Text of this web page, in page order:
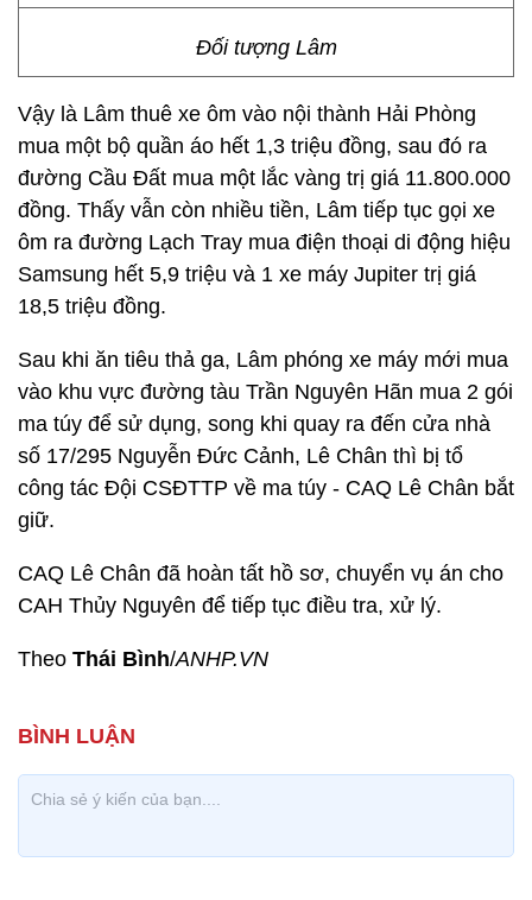
Đối tượng Lâm
Vậy là Lâm thuê xe ôm vào nội thành Hải Phòng
mua một bộ quần áo hết 1,3 triệu đồng, sau đó ra
đường Cầu Đất mua một lắc vàng trị giá 11.800.000
đồng. Thấy vẫn còn nhiều tiền, Lâm tiếp tục gọi xe
ôm ra đường Lạch Tray mua điện thoại di động hiệu
Samsung hết 5,9 triệu và 1 xe máy Jupiter trị giá
18,5 triệu đồng.
Sau khi ăn tiêu thả ga, Lâm phóng xe máy mới mua
vào khu vực đường tàu Trần Nguyên Hãn mua 2 gói
ma túy để sử dụng, song khi quay ra đến cửa nhà
số 17/295 Nguyễn Đức Cảnh, Lê Chân thì bị tổ
công tác Đội CSĐTTP về ma túy - CAQ Lê Chân bắt
giữ.
CAQ Lê Chân đã hoàn tất hồ sơ, chuyển vụ án cho
CAH Thủy Nguyên để tiếp tục điều tra, xử lý.
Theo Thái Bình/ANHP.VN